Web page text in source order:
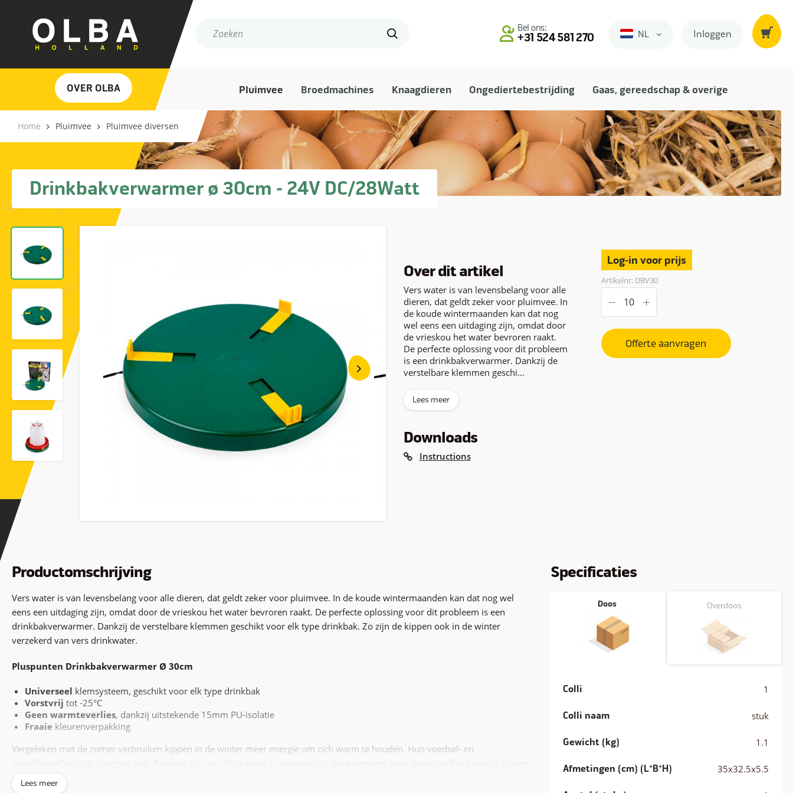
Bel ons:
+31 524 581 270 Nederlands
NL Inloggen
OVER OLBA Pluimvee Broedmachines Knaagdieren Ongediertebestrijding Gaas, gereedschap & overige
Home Pluimvee Pluimvee diversen
Drinkbakverwarmer ø 30cm - 24V DC/28Watt
Over dit artikel
Vers water is van levensbelang voor alle
dieren, dat geldt zeker voor pluimvee. In
de koude wintermaanden kan dat nog
wel eens een uitdaging zijn, omdat door
de vrieskou het water bevroren raakt.
De perfecte oplossing voor dit probleem
is een drinkbakverwarmer. Dankzij de
verstelbare klemmen geschi...
Lees meer
Downloads
Instructions
Log-in voor prijs
Artikelnr: DBV30
Offerte aanvragen
Productomschrijving
Vers water is van levensbelang voor alle dieren, dat geldt zeker voor pluimvee. In de koude wintermaanden kan dat nog wel
eens een uitdaging zijn, omdat door de vrieskou het water bevroren raakt. De perfecte oplossing voor dit probleem is een
drinkbakverwarmer. Dankzij de verstelbare klemmen geschikt voor elk type drinkbak. Zo zijn de kippen ook in de winter
verzekerd van vers drinkwater.
Pluspunten Drinkbakverwarmer Ø 30cm
Universeel klemsysteem, geschikt voor elk type drinkbak
Vorstvrij tot -25°C
Geen warmteverlies, dankzij uitstekende 15mm PU-isolatie
Fraaie kleurenverpakking
Vergeleken met de zomer verbruiken kippen in de winter meer energie om zich warm te houden. Hun voedsel- en
Een
Lees meer
Specificaties
Doos Overdoos
Colli 1
Colli naam stuk
Gewicht (kg) 1.1
Afmetingen (cm) (L*B*H) 35x32.5x5.5